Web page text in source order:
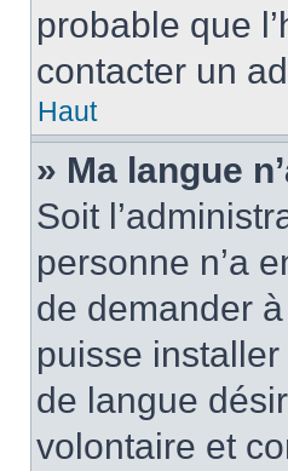
probable que
contacter un
Haut
» Ma langue
Soit
personne n’a
de demander
puisse
de langue
volontaire et